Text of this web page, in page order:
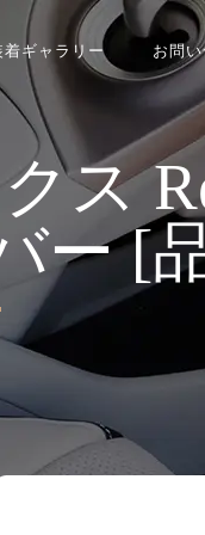
着ギャラリー お問
ス
ー [